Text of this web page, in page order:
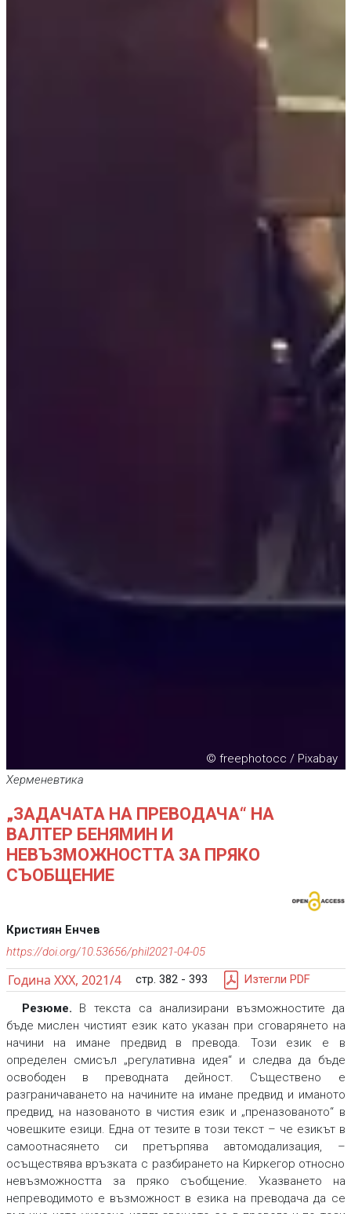
© freephotocc / Pixabay
Херменевтика
„ЗАДАЧАТА НА ПРЕВОДАЧА“ НА
ВАЛТЕР БЕНЯМИН И
НЕВЪЗМОЖНОСТТА ЗА ПРЯКО
СЪОБЩЕНИЕ
Кристиян Енчев
https://doi.org/10.53656/phil2021-04-05
Година XXX, 2021/4 стр. 382 - 393 Изтегли PDF
Резюме. В текста са анализирани възможностите да
бъде мислен чистият език като указан при сговарянето на
начини на имане предвид в превода. Този език е в
определен смисъл „регулативна идея“ и следва да бъде
освободен в преводната дейност. Съществено е
разграничаването на начините на имане предвид и иманото
предвид, на назованото в чистия език и „преназованото“ в
човешките езици. Една от тезите в този текст – че езикът в
самоотнасянето си претърпява автомодализация, –
осъществява връзката с разбирането на Киркегор относно
невъзможността за пряко съобщение. Указването на
непреводимото е възможност в езика на преводача да се